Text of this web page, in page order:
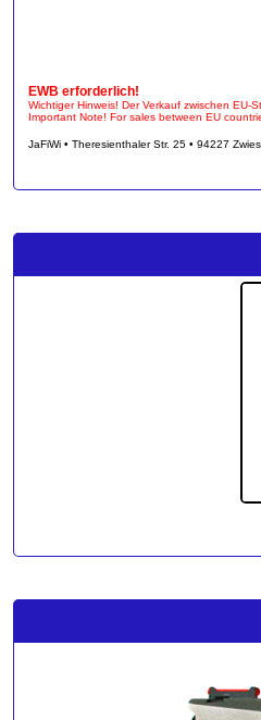
EWB erforderlich!
Wichtiger Hinweis! Der Verkauf zwischen EU-
Important Note! For sales between EU
JaFiWi • Theresienthaler Str. 25 • 94227